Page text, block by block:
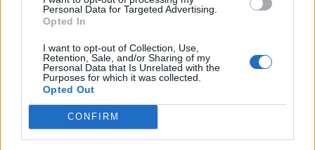
Personal Data for Targeted Advertising.
Opted In
I want to opt-out of Collection, Use,
Retention, Sale, and/or Sharing of my
Personal Data that Is Unrelated with the
Purposes for which it was collected.
Opted Out
CONFIRM
regisztrációhoz kötött.
Az előfizetés a következőket tartalmazza:
Portfolio.hu teljes cikkarchívum
Kötéslisták: BÉT elmúlt 2 év napon belüli
kötéslistái